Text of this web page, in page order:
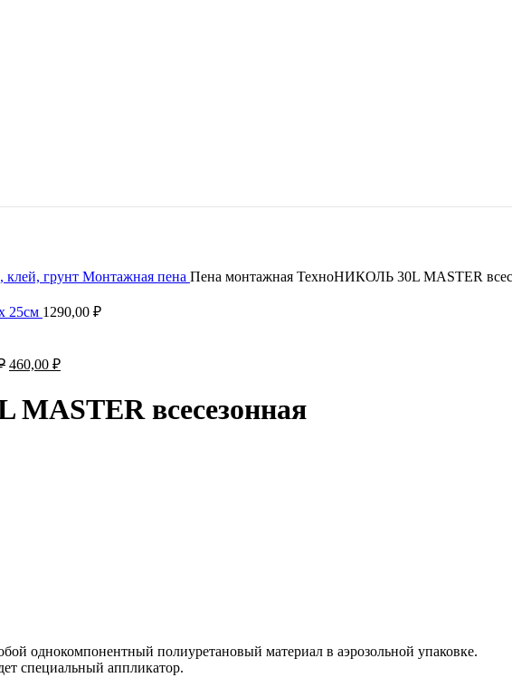
клей, грунт Монтажная пена Пена монтажная ТехноНИКОЛЬ 30L MASTER
25см 1290,00 ₽
460,00 ₽
всесезонная
однокомпонентный полиуретановый материал в аэрозольной упаковке.
специальный аппликатор.